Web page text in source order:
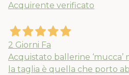
Acquirente verificato
2 Giorni Fa
Acquistato ballerine
la taglia è quella che porto
Spedizioni
chiusura solo per gli
entro il